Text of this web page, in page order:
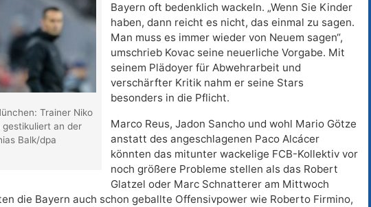
Trainer Niko
gestikuliert an der
Balk/dpa
Bayern oft bedenklich wackeln. „Wenn Sie Kinder
haben, dann reicht es nicht, das einmal zu sagen.
Man muss es immer wieder von Neuem sagen“,
umschrieb Kovac seine neuerliche Vorgabe. Mit
seinem Plädoyer für Abwehrarbeit und
verschärfter Kritik nahm er seine Stars
besonders in die Pflicht.
Marco Reus, Jadon Sancho und wohl Mario Götze
anstatt des angeschlagenen Paco Alcácer
könnten das mitunter wackelige FCB-Kollektiv vor
noch größere Probleme stellen als das Robert
Glatzel oder Marc Schnatterer am Mittwoch
die Bayern auch schon geballte Offensivpower wie Roberto Firmino,